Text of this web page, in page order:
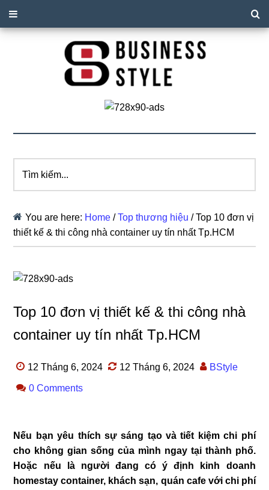
kiếm...
You are here: Home / Top thương hiệu /Top 10 đơn vị
thiết kế & thi công nhà container uy tín nhất Tp.HCM
Top 10 đơn vị thiết kế & thi công nhà
container uy tín nhất Tp.HCM
12 Tháng 6, 2024 12 Tháng 6, 2024 BStyle
0 Comments
Nếu bạn yêu thích sự sáng tạo và tiết kiệm chi phí
cho không gian sống của mình ngay tại thành phố.
Hoặc nếu là người đang có ý định kinh doanh
homestay container, khách sạn, quán cafe với chi phí